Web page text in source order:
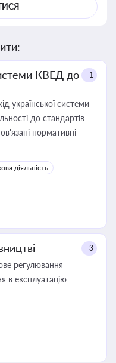
КВЕД до
+1
української системи
до стандартів
нормативні
діяльність
+3
регулювання
в експлуатацію